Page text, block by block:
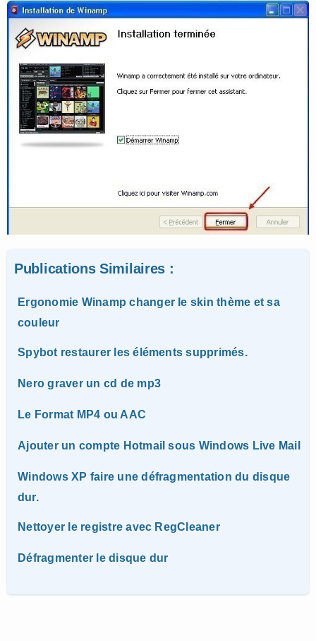
Publications Similaires :
Ergonomie Winamp changer le skin thème et sa
couleur
Spybot restaurer les éléments supprimés.
Nero graver un cd de mp3
Le Format MP4 ou AAC
Ajouter un compte Hotmail sous Windows Live Mail
Windows XP faire une défragmentation du disque
dur.
Nettoyer le registre avec RegCleaner
Défragmenter le disque dur